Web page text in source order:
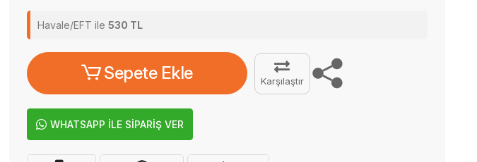
Havale/EFT ile 530 TL
Sepete Ekle Karşılaştır
WHATSAPP İLE SİPARİŞ VER